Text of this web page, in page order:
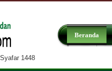
Beranda
1448